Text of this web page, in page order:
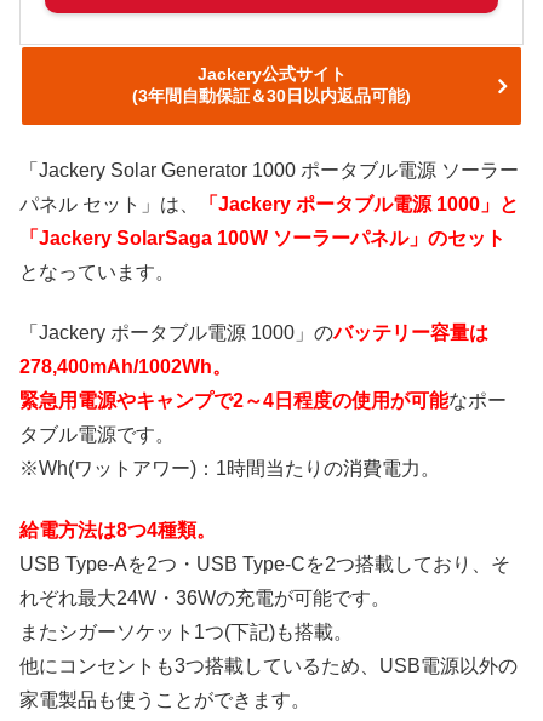
Jackery公式サイト
(3年間自動保証＆30日以内返品可能)
「Jackery Solar Generator 1000 ポータブル電源 ソーラー
パネル セット」は、
「Jackery ポータブル電源 1000」と
「Jackery SolarSaga 100W ソーラーパネル」のセット
となっています。
「Jackery ポータブル電源 1000」のバッテリー容量は
278,400mAh/1002Wh。
緊急用電源やキャンプで2～4日程度の使用が可能なポー
タブル電源です。
※Wh(ワットアワー)：1時間当たりの消費電力。
給電方法は8つ4種類。
USB Type-Aを2つ・USB Type-Cを2つ搭載しており、そ
れぞれ最大24W・36Wの充電が可能です。
またシガーソケット1つ(下記)も搭載。
他にコンセントも3つ搭載しているため、USB電源以外の
家電製品も使うことができます。